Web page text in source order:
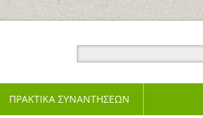
ΠΡΑΚΤΙΚΑ ΣΥΝΑΝΤΗΣΕΩΝ